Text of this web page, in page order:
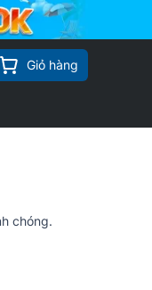
Giỏ hàng
chóng.